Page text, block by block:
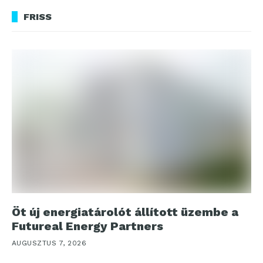
FRISS
Öt új energiatárolót állított üzembe a
Futureal Energy Partners
AUGUSZTUS 7, 2026